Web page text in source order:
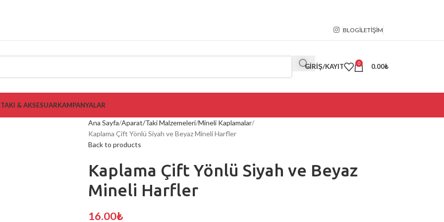
BLOGİLETIŞIM
GIRIŞ/KAYIT 0 0.00₺
TAKI & AKSESUARKAMPANYALAR
Ana Sayfa Aparat/Taki Malzemeleri Mineli Kaplamalar
Kaplama Çift Yönlü Siyah ve Beyaz Mineli Harfler
Back to products
Kaplama Çift Yönlü Siyah ve Beyaz
Mineli Harfler
16.00₺